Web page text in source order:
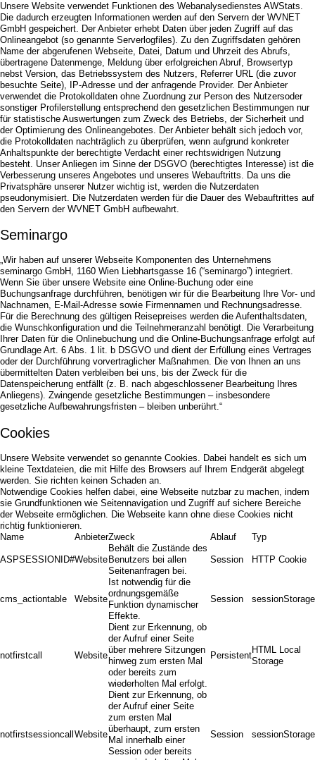
Unsere Website verwendet Funktionen des Webanalysedienstes AWStats.
Die dadurch erzeugten Informationen werden auf den Servern der WVNET
GmbH gespeichert. Der Anbieter erhebt Daten über jeden Zugriff auf das
Onlineangebot (so genannte Serverlogfiles). Zu den Zugriffsdaten gehören
Name der abgerufenen Webseite, Datei, Datum und Uhrzeit des Abrufs,
übertragene Datenmenge, Meldung über erfolgreichen Abruf, Browsertyp
nebst Version, das Betriebssystem des Nutzers, Referrer URL (die zuvor
besuchte Seite), IP-Adresse und der anfragende Provider. Der Anbieter
verwendet die Protokolldaten ohne Zuordnung zur Person des Nutzersoder
sonstiger Profilerstellung entsprechend den gesetzlichen Bestimmungen nur
für statistische Auswertungen zum Zweck des Betriebs, der Sicherheit und
der Optimierung des Onlineangebotes. Der Anbieter behält sich jedoch vor,
die Protokolldaten nachträglich zu überprüfen, wenn aufgrund konkreter
Anhaltspunkte der berechtigte Verdacht einer rechtswidrigen Nutzung
besteht. Unser Anliegen im Sinne der DSGVO (berechtigtes Interesse) ist die
Verbesserung unseres Angebotes und unseres Webauftritts. Da uns die
Privatsphäre unserer Nutzer wichtig ist, werden die Nutzerdaten
pseudonymisiert. Die Nutzerdaten werden für die Dauer des Webauftrittes auf
den Servern der WVNET GmbH aufbewahrt.
Seminargo
„Wir haben auf unserer Webseite Komponenten des Unternehmens
seminargo GmbH, 1160 Wien Liebhartsgasse 16 (“seminargo”) integriert.
Wenn Sie über unsere Website eine Online-Buchung oder eine
Buchungsanfrage durchführen, benötigen wir für die Bearbeitung Ihre Vor- und
Nachnamen, E-Mail-Adresse sowie Firmennamen und Rechnungsadresse.
Für die Berechnung des gültigen Reisepreises werden die Aufenthaltsdaten,
die Wunschkonfiguration und die Teilnehmeranzahl benötigt. Die Verarbeitung
Ihrer Daten für die Onlinebuchung und die Online-Buchungsanfrage erfolgt auf
Grundlage Art. 6 Abs. 1 lit. b DSGVO und dient der Erfüllung eines Vertrages
oder der Durchführung vorvertraglicher Maßnahmen. Die von Ihnen an uns
übermittelten Daten verbleiben bei uns, bis der Zweck für die
Datenspeicherung entfällt (z. B. nach abgeschlossener Bearbeitung Ihres
Anliegens). Zwingende gesetzliche Bestimmungen – insbesondere
gesetzliche Aufbewahrungsfristen – bleiben unberührt.“
Cookies
Unsere Website verwendet so genannte Cookies. Dabei handelt es sich um
kleine Textdateien, die mit Hilfe des Browsers auf Ihrem Endgerät abgelegt
werden. Sie richten keinen Schaden an.
Notwendige Cookies helfen dabei, eine Webseite nutzbar zu machen, indem
sie Grundfunktionen wie Seitennavigation und Zugriff auf sichere Bereiche
der Webseite ermöglichen. Die Webseite kann ohne diese Cookies nicht
richtig funktionieren.
Name
AnbieterZweck Ablauf Typ
ASPSESSIONID#Website
Behält die Zustände des
Benutzers bei allen
Seitenanfragen bei.
Session HTTP Cookie
cms_actiontable Website
Ist notwendig für die
ordnungsgemäße
Funktion dynamischer
Effekte.
Session sessionStorage
notfirstcall Website
Dient zur Erkennung, ob
der Aufruf einer Seite
über mehrere Sitzungen
hinweg zum ersten Mal
oder bereits zum
wiederholten Mal erfolgt.
Persistent
HTML Local
Storage
notfirstsessioncall Website
Dient zur Erkennung, ob
der Aufruf einer Seite
zum ersten Mal
überhaupt, zum ersten
Mal innerhalb einer
Session oder bereits
Session sessionStorage